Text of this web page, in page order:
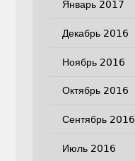
Январь 2017
Декабрь 2016
Ноябрь 2016
Октябрь 2016
Сентябрь 2016
Июль 2016